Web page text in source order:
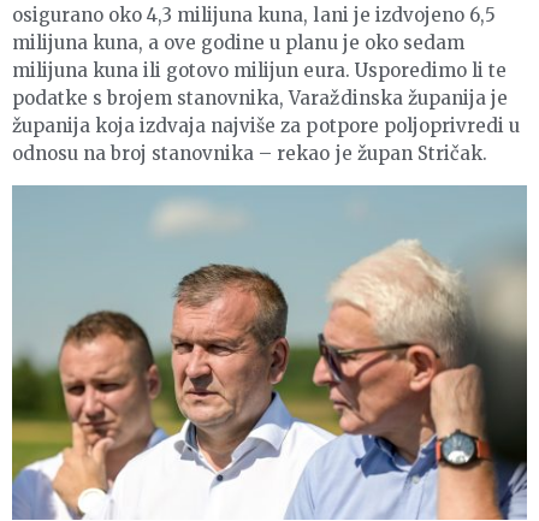
osigurano oko 4,3 milijuna kuna, lani je izdvojeno 6,5
milijuna kuna, a ove godine u planu je oko sedam
milijuna kuna ili gotovo milijun eura. Usporedimo li te
podatke s brojem stanovnika, Varaždinska županija je
županija koja izdvaja najviše za potpore poljoprivredi u
odnosu na broj stanovnika – rekao je župan Stričak.